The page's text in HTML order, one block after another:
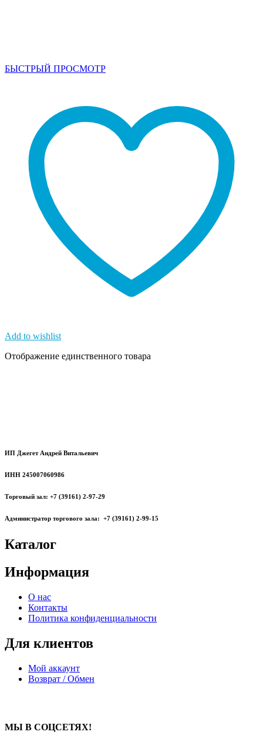
БЫСТРЫЙ ПРОСМОТР
Add to wishlist
Отображение единственного товара
ИП Джегет Андрей Витальевич
ИНН 245007060986
Торговый зал: +7 (39161) 2-97-29
Администратор торгового зала: +7 (39161) 2-99-15
Каталог
Информация
О нас
Контакты
Политика конфиденциальности
Для клиентов
Мой аккаунт
Возврат / Обмен
МЫ В СОЦСЕТЯХ!